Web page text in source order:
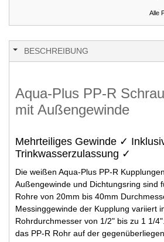
Alle
BESCHREIBUNG
Aqua-Plus PP-R
mit Außengewinde
Mehrteiliges Gewinde ✓
Trinkwasserzulassung ✓
Die weißen Aqua-Plus PP-R
Außengewinde und Dichtungsring sind
Rohre von 20mm bis 40mm
Messinggewinde der Kupplung variiert
Rohrdurchmesser von 1/2" bis zu 1 1/
das PP-R Rohr auf der